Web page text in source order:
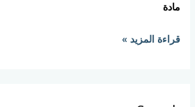
مادة
قراءة المزيد »